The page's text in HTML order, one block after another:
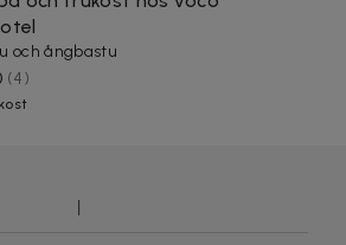
och ångbastu
(4)